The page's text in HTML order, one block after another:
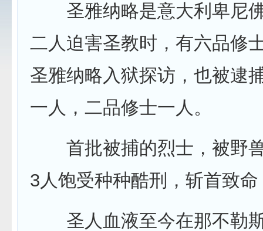
圣雅纳略是意大利卑尼佛
二人迫害圣教时，有六品修
圣雅纳略入狱探访，也被逮
一人，二品修士一人。
首批被捕的烈士，被野兽
3人饱受种种酷刑，斩首致
圣人血液至今在那不勒斯